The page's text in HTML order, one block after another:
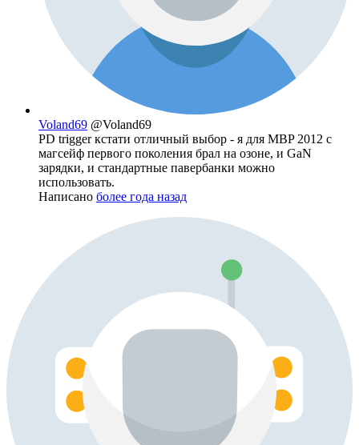
Voland69 @Voland69
PD trigger кстати отличный выбор - я для MBP 2012 с
магсейф первого поколения брал на озоне, и GaN
зарядки, и стандартные павербанки можно
использовать.
Написано более года назад